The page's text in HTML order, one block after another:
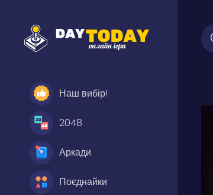
Наш вибір!
2048
Аркади
Поєднайки